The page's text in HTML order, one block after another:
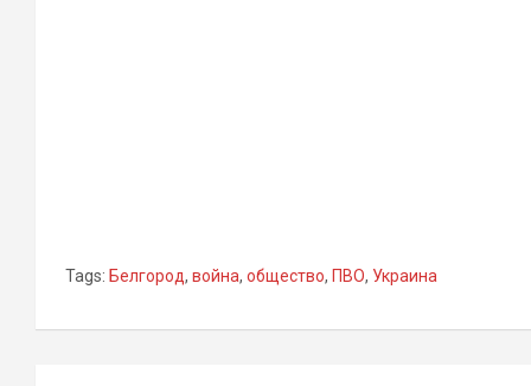
Tags: Белгород, война, общество, ПВО, Украина